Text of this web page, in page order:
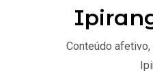
Conteúdo